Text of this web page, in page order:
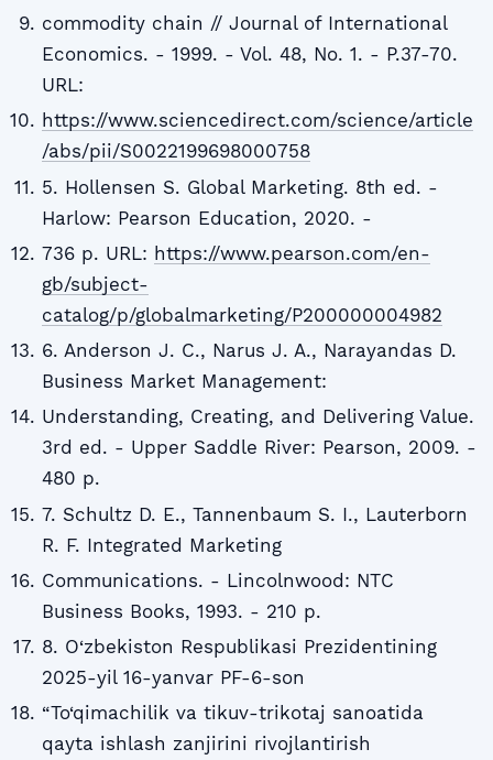
commodity chain // Journal of International
Economics. - 1999. - Vol. 48, No. 1. - P.37-70.
URL:
https://www.sciencedirect.com/science/article
/abs/pii/S0022199698000758
5. Hollensen S. Global Marketing. 8th ed. -
Harlow: Pearson Education, 2020. -
736 p. URL: https://www.pearson.com/en-
gb/subject-
catalog/p/globalmarketing/P200000004982
6. Anderson J. C., Narus J. A., Narayandas D.
Business Market Management:
Understanding, Creating, and Delivering Value.
3rd ed. - Upper Saddle River: Pearson, 2009. -
480 p.
7. Schultz D. E., Tannenbaum S. I., Lauterborn
R. F. Integrated Marketing
Communications. - Lincolnwood: NTC
Business Books, 1993. - 210 p.
8. O‘zbekiston Respublikasi Prezidentining
2025-yil 16-yanvar PF-6-son
“To‘qimachilik va tikuv-trikotaj sanoatida
qayta ishlash zanjirini rivojlantirish